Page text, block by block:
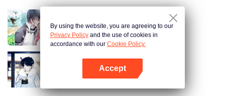
สามีแห่งชาตินำกลับบ้าน SS1
เสกให้หายพี่ชายจอมกวน
By using the website, you are agreeing to our
Privacy Policy and the use of cookies in
accordance with our Cookie Policy.
Accept